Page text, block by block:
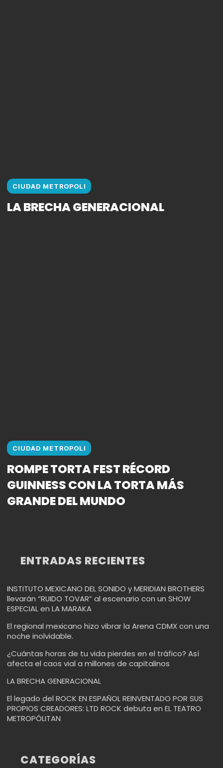
CIUDAD METROPOLI
LA BRECHA GENERACIONAL
CIUDAD METROPOLI
ROMPE TORTA FEST RÉCORD
GUINNESS CON LA TORTA MÁS
GRANDE DEL MUNDO
ENTRADAS RECIENTES
INSTITUTO MEXICANO DEL SONIDO y MERIDIAN BROTHERS
llevarán “RUIDO TOVAR” al escenario con un SHOW
ESPECIAL en LA MARAKA
El regional mexicano hizo vibrar la Arena CDMX con una
noche inolvidable.
¿Cuántas horas de tu vida pierdes en el tráfico? Así
afecta el caos vial a millones de capitalinos
LA BRECHA GENERACIONAL
El legado del ROCK EN ESPAÑOL REINVENTADO POR SUS
PROPIOS CREADORES: LTD ROCK debuta en EL TEATRO
METROPÓLITAN
CATEGORÍAS